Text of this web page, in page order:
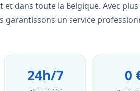
et dans toute la Belgique. Avec plus
garantissons un service
24h/7 0